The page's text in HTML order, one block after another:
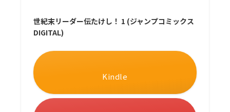
世紀末リーダー伝たけし！ 1 (ジャンプコミックス
DIGITAL)
Kindle